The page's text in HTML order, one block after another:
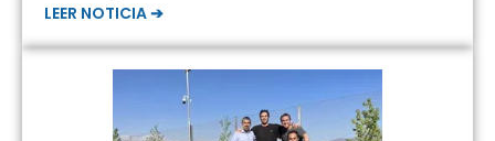
LEER NOTICIA ➔